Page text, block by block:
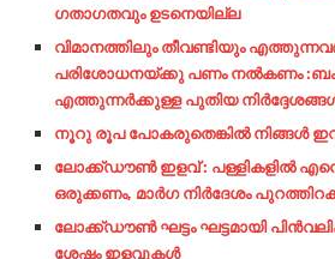
ഗതാഗതവും ഉടനെയില്ല
വിമാനത്തിലും തീവണ്ടിയും
പരിശോധനയ്ക്കു പണം നൽകണം
എത്തുന്നർക്കുള്ള പുതിയ
നൂറു രൂപ പോകരുതെങ്കിൽ നിങ്ങൾ
ലോക്ക്ഡൗൺ ഇളവ് : പള്ളികളിൽ
ഒരുക്കണം, മാർഗ നിർദേശം
ലോക്ക്ഡൗണ്‍ ഘട്ടം ഘട്ടമായി
ശേഷം ഇളവുകൾ